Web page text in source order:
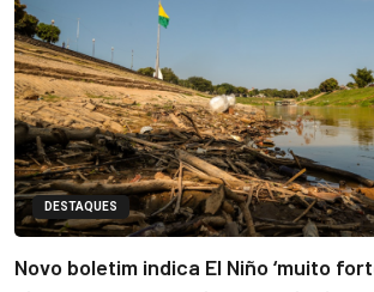
DESTAQUES
Novo boletim indica El Niño ‘muito